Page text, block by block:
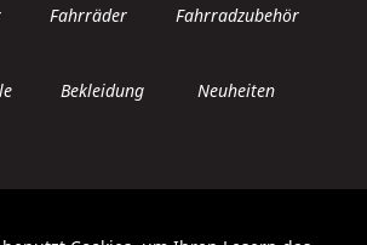
Fahrräder Fahrradzubehör
Bekleidung Neuheiten